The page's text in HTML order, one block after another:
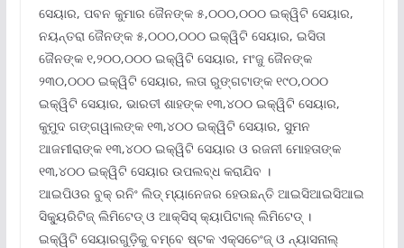
ସେୟାର, ପବନ କୁମାର ଜୈନଙ୍କ ୫,୦୦୦,୦୦୦ ଇକ୍ୱିଟି ସେୟାର,
ନୟନ୍ତରା ଜୈନଙ୍କ ୫,୦୦୦,୦୦୦ ଇକ୍ୱିଟି ସେୟାର, ଇସିତା
ଜୈନଙ୍କ ୧,୨୦୦,୦୦୦ ଇକ୍ୱିଟି ସେୟାର, ମଂଜୁ ଜୈନଙ୍କ
୨୩୦,୦୦୦ ଇକ୍ୱିଟି ସେୟାର, ଲତା ରୁଙ୍ଗଟାଙ୍କ ୧୯୦,୦୦୦
ଇକ୍ୱିଟି ସେୟାର, ଭାରତୀ ଶାହଙ୍କ ୧୩,୪୦୦ ଇକ୍ୱିଟି ସେୟାର,
କୁମୁଦ ଗଙ୍ଗୱାଲଙ୍କ ୧୩,୪୦୦ ଇକ୍ୱିଟି ସେୟାର, ସୁମନ
ଆଜମୀରାଙ୍କ ୧୩,୪୦୦ ଇକ୍ୱିଟି ସେୟାର ଓ ରଜନୀ ମୋହତାଙ୍କ
୧୩,୪୦୦ ଇକ୍ୱିଟି ସେୟାର ଉପଲବ୍ଧ କରାଯିବ ।
ଆଇପିଓର ବୁକ୍ ରନିଂ ଲିଡ୍ ମ୍ୟାନେଜର ହେଉଛନ୍ତି ଆଇସିଆଇସିଆଇ
ସିକ୍ୟୁରିଟିଜ୍ ଲିମିଟେଡ୍ ଓ ଆକ୍ସିସ୍ କ୍ୟାପିଟାଲ୍ ଲିମିଟେଡ୍ ।
ଇକ୍ୱିଟି ସେୟାରଗୁଡ଼ିକୁ ବମ୍ବେ ଷ୍ଟକ ଏକ୍ସଚେଂଜ୍ ଓ ନ୍ୟାସନାଲ୍